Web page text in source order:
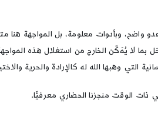
واضح، وبأدوات معلومة، بل المواجهة هنا
بما لا يُمَكّن الخارج من استغلال هذه
وهبها الله له كالإرادة والحرية
ذات الوقت منجزنا الحضاري معرفيًّا.